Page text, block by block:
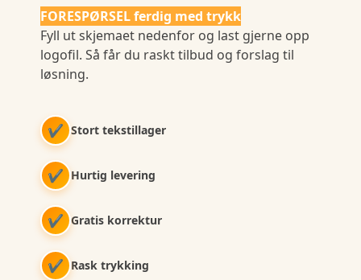
FORESPØRSEL ferdig med trykk
Fyll ut skjemaet nedenfor og last gjerne opp
logofil. Så får du raskt tilbud og forslag til
løsning.
✔ Stort tekstillager
✔ Hurtig levering
✔ Gratis korrektur
✔ Rask trykking